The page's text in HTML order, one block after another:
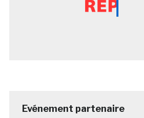
Evénement partenaire